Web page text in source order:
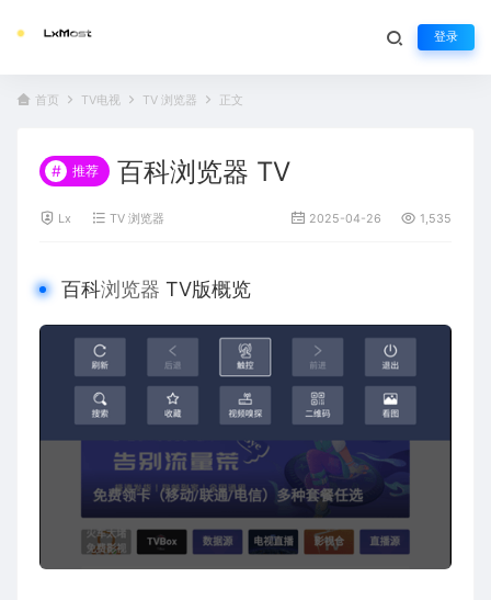
登录
首页 TV电视 TV 浏览器 正文
# 推荐 百科浏览器 TV
Lx TV 浏览器 2025-04-26 1,535
百科浏览器 TV版概览